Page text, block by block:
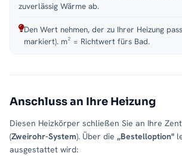
zuverlässig Wärme ab.
Den Wert nehmen, der zu Ihrer Heizung
markiert). m² = Richtwert fürs Bad.
Anschluss an Ihre Heizung
Diesen Heizkörper schließen Sie an Ihre
(Zweirohr-System). Über die „Bestelloption"
ausgestattet wird: